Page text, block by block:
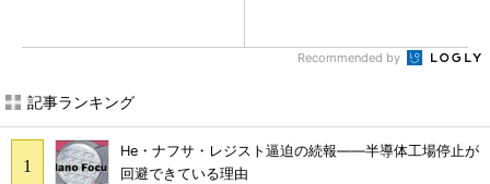
Recommended by
記事ランキング
He・ナフサ・レジスト逼迫の続報――半導体工場停止が
回避できている理由